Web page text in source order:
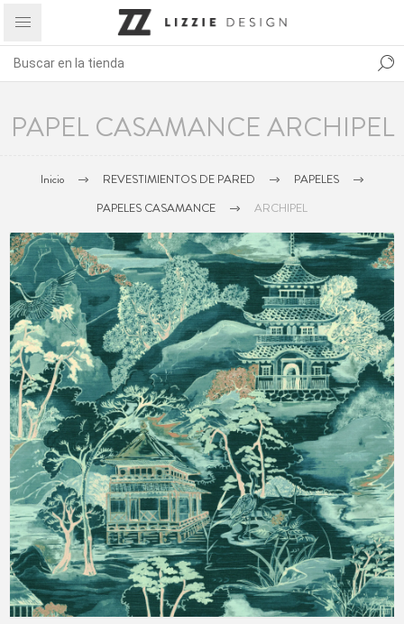
PAPEL CASAMANCE ARCHIPEL
Inicio REVESTIMIENTOS DE PARED
PAPELES
PAPELES CASAMANCE
ARCHIPEL